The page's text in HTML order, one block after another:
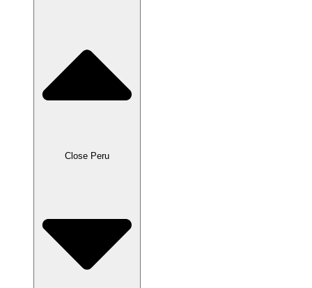
Close Peru